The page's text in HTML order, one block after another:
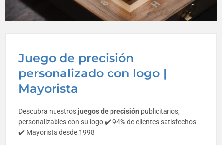
Juego de precisión
personalizado con logo |
Mayorista
Descubra nuestros juegos de precisión publicitarios,
personalizables con su logo ✔️ 94% de clientes satisfechos
✔️ Mayorista desde 1998